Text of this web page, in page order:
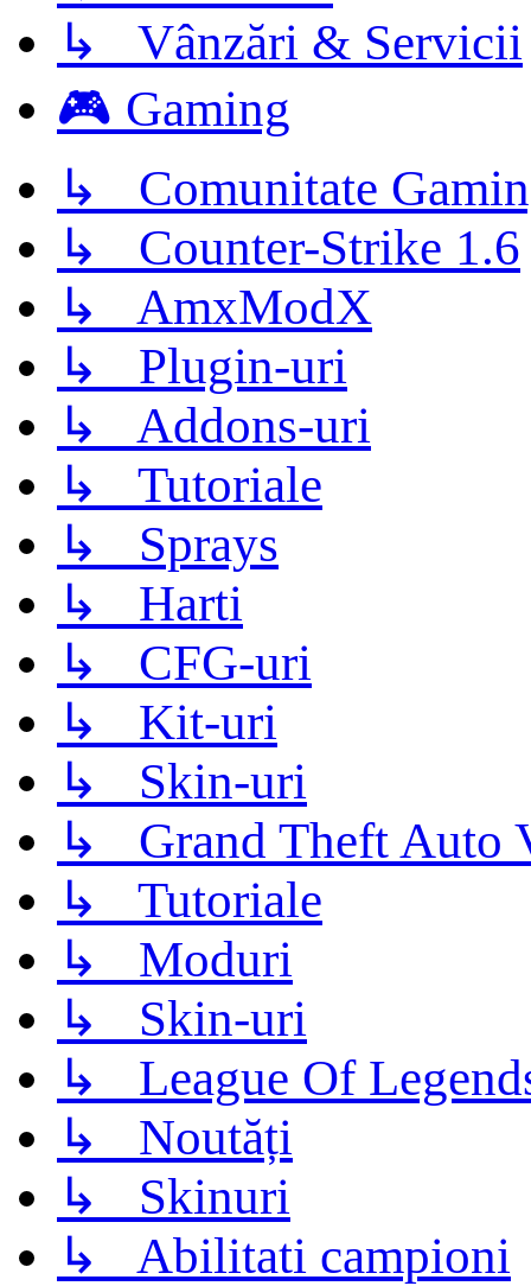
↳ Vânzări & Servicii
🎮 Gaming
↳ Comunitate
↳ Counter-Strike 1.6
↳ AmxModX
↳ Plugin-uri
↳ Addons-uri
↳ Tutoriale
↳ Sprays
↳ Harti
↳ CFG-uri
↳ Kit-uri
↳ Skin-uri
↳ Grand Theft Auto
↳ Tutoriale
↳ Moduri
↳ Skin-uri
↳ League Of
↳ Noutăți
↳ Skinuri
↳ Abilitati campioni